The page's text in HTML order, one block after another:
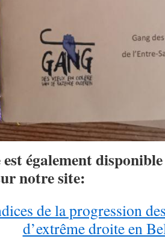
également
notre site:
de la progression
d’extrême droite en